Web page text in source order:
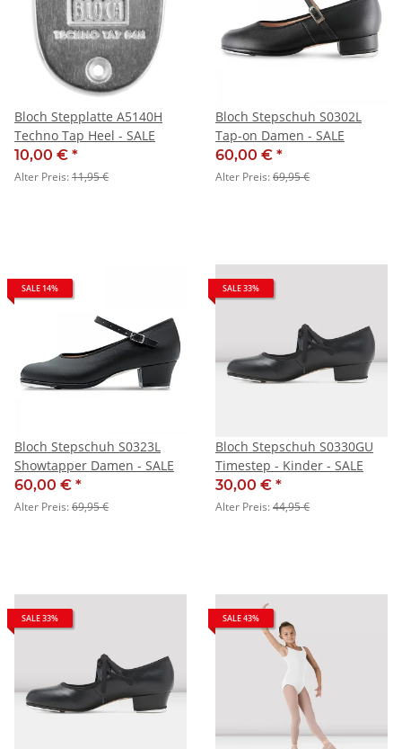
Bloch Stepplatte A5140H
Techno Tap Heel - SALE
10,00 € *
Alter Preis:11,95 €
Bloch Stepschuh S0302L
Tap-on Damen - SALE
60,00 € *
Alter Preis:69,95 €
SALE 14%
Bloch Stepschuh S0323L
Showtapper Damen - SALE
60,00 € *
Alter Preis:69,95 €
SALE 33%
Bloch Stepschuh S0330GU
Timestep - Kinder - SALE
30,00 € *
Alter Preis:44,95 €
SALE 33% SALE 43%